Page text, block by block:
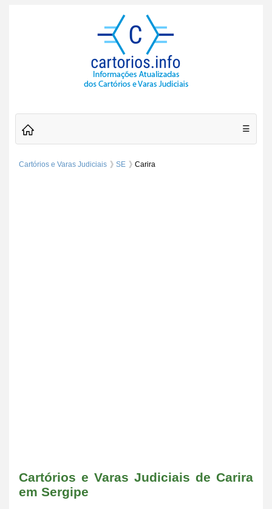
☰
Cartórios e Varas Judiciais SE Carira
Cartórios e Varas Judiciais de Carira
em Sergipe